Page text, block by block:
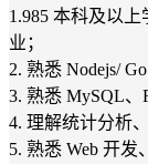
1.985 本科及以
业；
2. 熟悉 Nodejs/
3. 熟悉 MySQL、
4. 理解统计分析
5. 熟悉 Web 开发